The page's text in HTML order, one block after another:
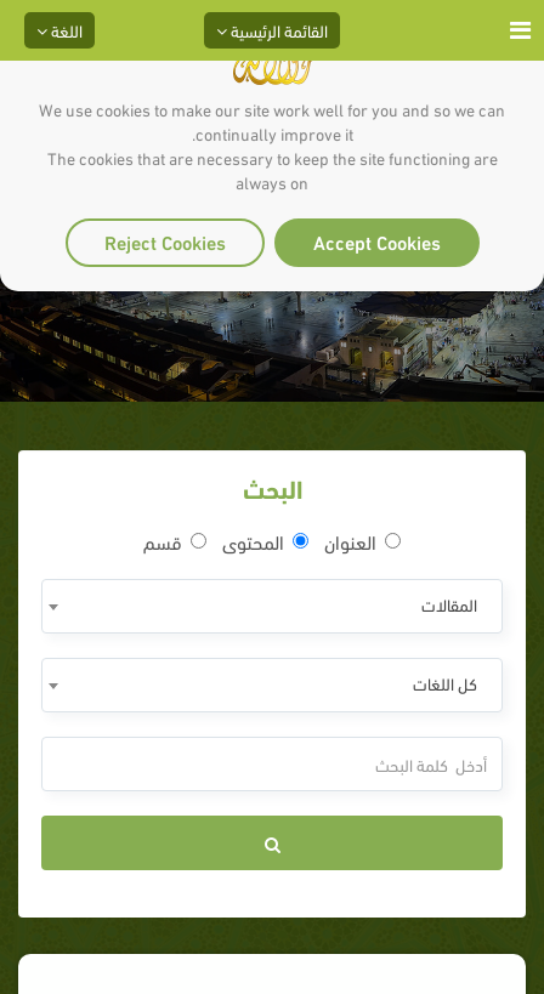
We use cookies to make our site work well for you and so we can
continually improve it.
The cookies that are necessary to keep the site functioning are
always on
Accept Cookies
Reject Cookies
اللغة القائمة الرئيسية
بنود المعاهدة
البحث
العنوان المحتوى قسم
المقالات
كل اللغات